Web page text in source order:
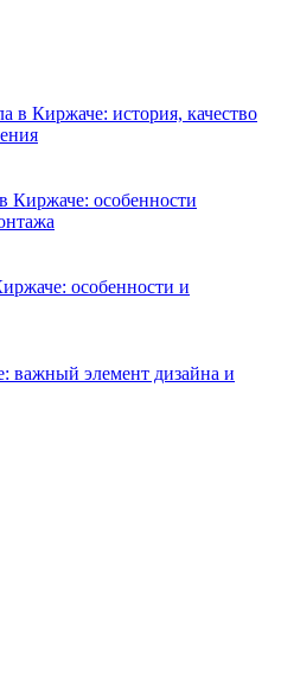
в Киржаче: история, качество
Киржаче: особенности
особенности и
важный элемент дизайна и